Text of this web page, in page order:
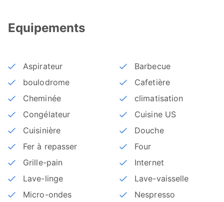
Equipements
Aspirateur
Barbecue
boulodrome
Cafetière
Cheminée
climatisation
Congélateur
Cuisine US
Cuisinière
Douche
Fer à repasser
Four
Grille-pain
Internet
Lave-linge
Lave-vaisselle
Micro-ondes
Nespresso